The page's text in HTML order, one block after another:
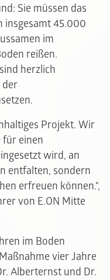
Sie müssen das
insgesamt 45.000
im
reißen.
herzlich
der
Projekt. Wir
für einen
wird, an
entfalten, sondern
erfreuen können.“,
von E.ON Mitte
im Boden
vier Jahre
Alberternst und Dr.